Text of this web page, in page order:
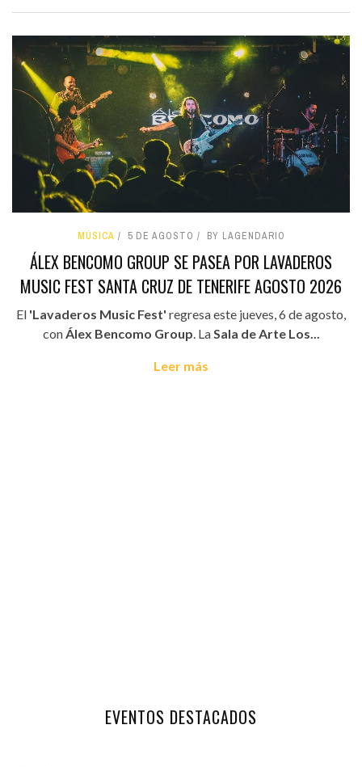
MÚSICA 5 DE AGOSTO BY LAGENDARIO
ÁLEX BENCOMO GROUP SE PASEA POR LAVADEROS
MUSIC FEST SANTA CRUZ DE TENERIFE AGOSTO 2026
El 'Lavaderos Music Fest' regresa este jueves, 6 de agosto,
conÁlex Bencomo Group. LaSala de Arte Los...
Leer más
EVENTOS DESTACADOS